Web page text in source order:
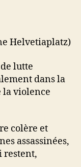
Helvetiaplatz)
lutte
dans la
la violence
colère et
assassinées,
restent,